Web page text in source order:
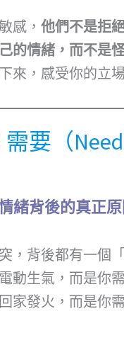
感， 他們不是拒
的情緒，而不是
來，感受你的立場
要（Need
緒背後的真正原
，背後都有一個
動生氣，而是你
家發火，而是你